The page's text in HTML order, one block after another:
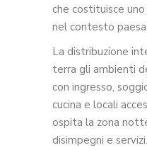
che costituisce
nel contesto
La distribuzione
terra gli ambienti
con ingresso,
cucina e locali
ospita la zona
disimpegni e